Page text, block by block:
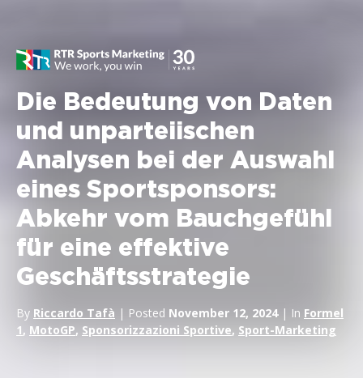
Die Bedeutung von Daten
und unparteiischen
Analysen bei der Auswahl
eines Sportsponsors:
Abkehr vom Bauchgefühl
für eine effektive
Geschäftsstrategie
By Riccardo Tafà | Posted November 12, 2024| In Formel
1, MotoGP, Sponsorizzazioni Sportive, Sport-Marketing